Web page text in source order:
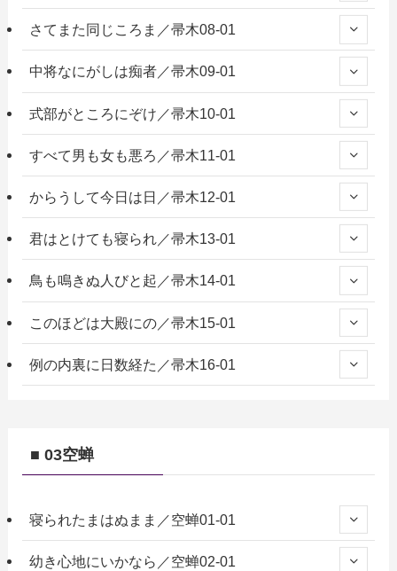
さてまた同じころま／帚木08-01
中将なにがしは痴者／帚木09-01
式部がところにぞけ／帚木10-01
すべて男も女も悪ろ／帚木11-01
からうして今日は日／帚木12-01
君はとけても寝られ／帚木13-01
鳥も鳴きぬ人びと起／帚木14-01
このほどは大殿にの／帚木15-01
例の内裏に日数経た／帚木16-01
■ 03空蝉
寝られたまはぬまま／空蝉01-01
幼き心地にいかなら／空蝉02-01